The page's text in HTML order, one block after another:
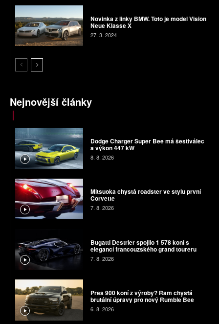
Novinka z linky BMW. Toto je model Vision
Neue Klasse X
27. 3. 2024
Nejnovější články
Dodge Charger Super Bee má šestiválec
a výkon 447 kW
8. 8. 2026
Mitsuoka chystá roadster ve stylu první
Corvette
7. 8. 2026
Bugatti Destrier spojilo 1 578 koní s
elegancí francouzského grand toureru
7. 8. 2026
Přes 900 koní z výroby? Ram chystá
brutální úpravy pro nový Rumble Bee
6. 8. 2026